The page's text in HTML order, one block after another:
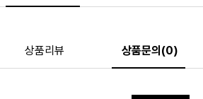
상품리뷰 상품문의(0)